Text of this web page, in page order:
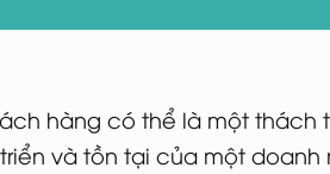
hàng có thể là một
và tồn tại của một